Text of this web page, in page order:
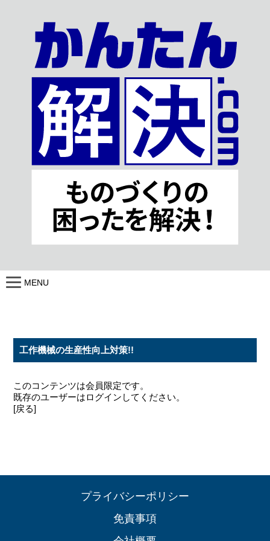
MENU
工作機械の生産性向上対策!!
このコンテンツは会員限定です。
既存のユーザーはログインしてください。
[戻る]
プライバシーポリシー
免責事項